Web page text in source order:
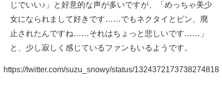
じでいい♪」と好意的な声が多いですが、「めっちゃ美少
女になられまして好きです……でもネクタイとピン、廃
止されたんですね……それはちょっと悲しいです……」
と、少し寂しく感じているファンもいるようです。
https://twitter.com/suzu_snowy/status/1324372173738274818